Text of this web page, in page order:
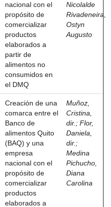
nacional con el
propósito de
comercializar
productos
elaborados a
partir de
alimentos no
consumidos en
el DMQ
Nicolalde
Rivadeneira,
Ostyn
Augusto
Creación de una
comarca entre el
Banco de
alimentos Quito
(BAQ) y una
empresa
nacional con el
propósito de
comercializar
productos
elaborados a
Muñoz,
Cristina,
dir. ; Flor,
Daniela,
dir. ;
Medina
Pichucho,
Diana
Carolina